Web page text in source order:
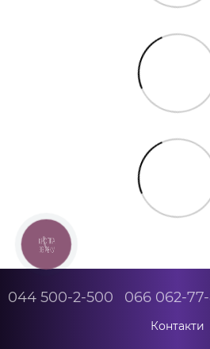
044 500-2-500 066 062-
Контакти
КНОПКА
ЗВ'ЯЗКУ